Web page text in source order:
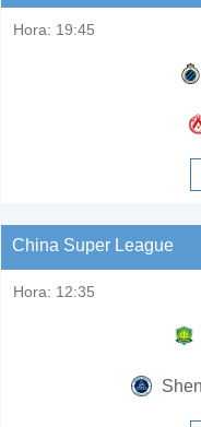
Hora: 19:45
China Super League
Hora: 12:35